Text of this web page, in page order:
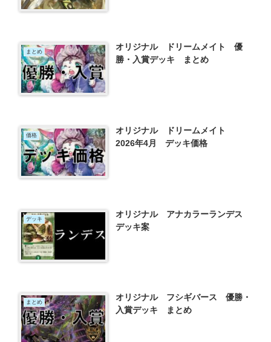
まとめ
オリジナル ドリームメイト 優
勝・入賞デッキ まとめ
価格
オリジナル ドリームメイト
2026年4月 デッキ価格
デッキ
オリジナル アナカラーランデス
デッキ案
まとめ
オリジナル フシギバース 優勝・
入賞デッキ まとめ